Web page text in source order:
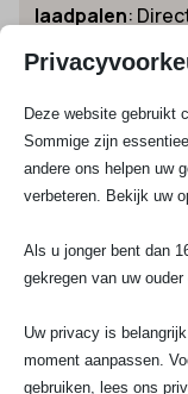
laadpalen:
elektrisch
breiden in Tull en
en krijg een plan
Waarom
Kiezen voor onze
Erkende en
gecertificeerd
Deze website gebruikt
Sommige zijn
andere ons helpen uw
verbeteren. Bekijk uw
Als u jonger bent dan
gekregen van uw
Uw privacy is
moment aanpassen.
gebruiken, lees ons